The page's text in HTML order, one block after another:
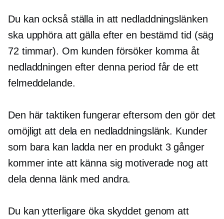
Du kan också ställa in att nedladdningslänken
ska upphöra att gälla efter en bestämd tid (säg
72 timmar). Om kunden försöker komma åt
nedladdningen efter denna period får de ett
felmeddelande.
Den här taktiken fungerar eftersom den gör det
omöjligt att dela en nedladdningslänk. Kunder
som bara kan ladda ner en produkt 3 gånger
kommer inte att känna sig motiverade nog att
dela denna länk med andra.
Du kan ytterligare öka skyddet genom att